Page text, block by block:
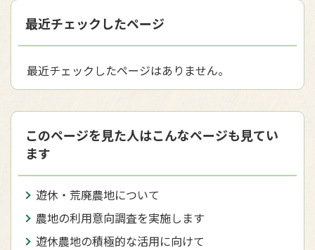
最近チェックしたページ
最近チェックしたページはありません。
このページを見た人はこんなページも見てい
ます
遊休・荒廃農地について
農地の利用意向調査を実施します
遊休農地の積極的な活用に向けて